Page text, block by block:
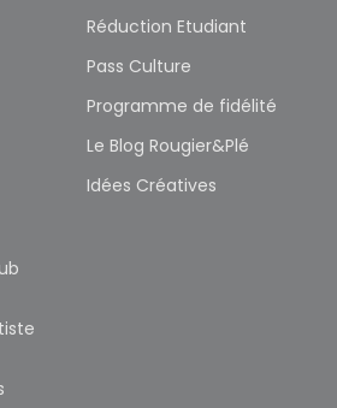
Réduction Etudiant
Pass Culture
Programme de fidélité
Le Blog Rougier&Plé
Idées Créatives